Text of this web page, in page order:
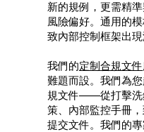
新的規例，更需精
風險偏好。通用的
致內部控制框架出現
我們的定制合規文件
難題而設。我們為
規文件——從打擊洗
策、內部監控手冊
提交文件。我們的